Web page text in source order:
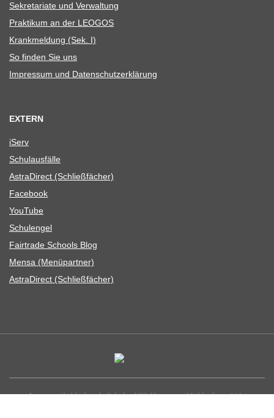
Sekre­ta­riate und Verwaltung
Prak­ti­kum an der LEOGOS
Krank­mel­dung (Sek. I)
So fin­den Sie uns
Impres­sum und Datenschutzerklärung
EXTERN
iServ
Schul­aus­fälle
Astra­Di­rect (Schließ­fä­cher)
Face­book
You­Tube
Schul­en­gel
Fair­trade Schools Blog
Mensa (Menü­part­ner)
Astra­Di­rect (Schließ­fä­cher)
Leonore-Goldschmidt-Schule, IGS Hannover-Mühlenberg 2026